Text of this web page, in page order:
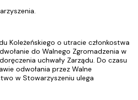
Koleżeńskiego o utracie członkostwa
do Walnego Zgromadzenia w
uchwały Zarządu. Do czasu
odwołania przez Walne
w Stowarzyszeniu ulega